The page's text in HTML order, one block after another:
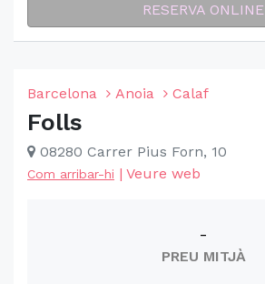
RESERVA ONLINE
Barcelona Anoia Calaf
Folls
08280 Carrer Pius Forn, 10
Com arribar-hi | Veure web
-
PREU MITJÀ